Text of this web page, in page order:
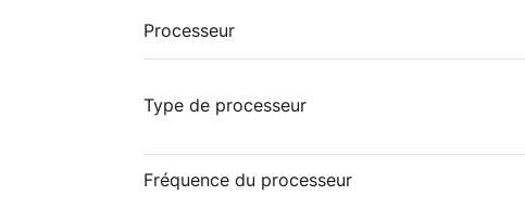
Processeur
Type de processeur
Fréquence du processeur